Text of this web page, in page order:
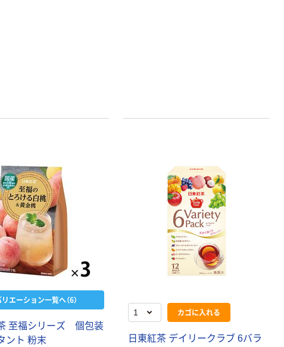
エーション一覧へ（6）
至福シリーズ 個包装
ント 粉末
カゴに入れる
日東紅茶 デイリークラブ 6バラ